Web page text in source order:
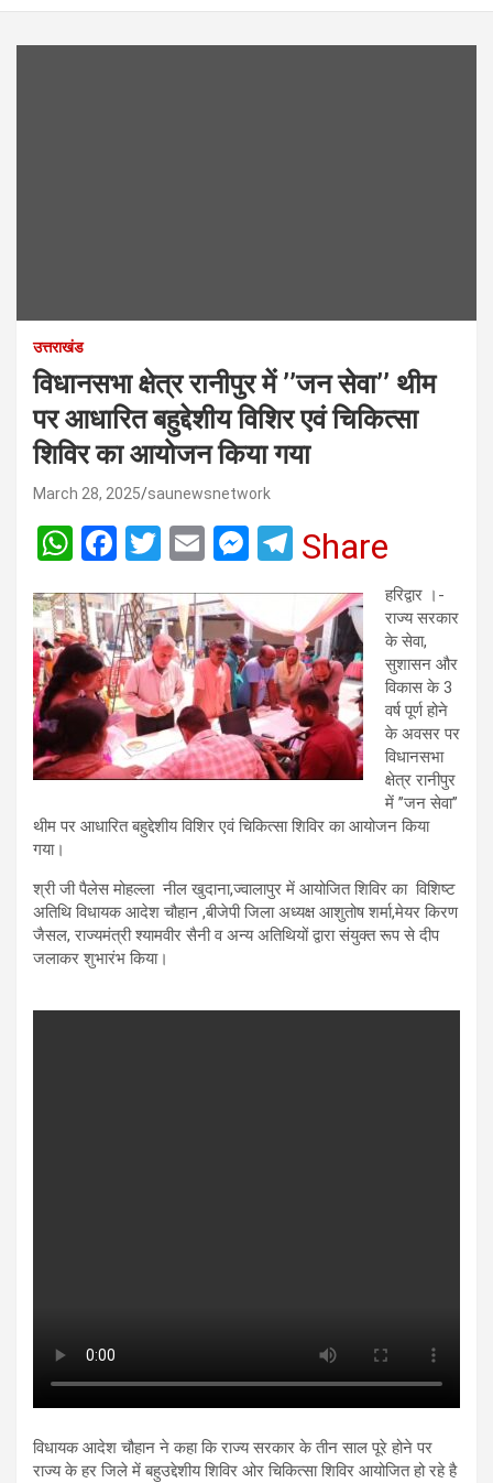
उत्तराखंड
विधानसभा क्षेत्र रानीपुर में ’’जन सेवा’’ थीम
पर आधारित बहुद्देशीय विशिर एवं चिकित्सा
शिविर का आयोजन किया गया
March 28, 2025 saunewsnetwork
W
at
s
A
p
p
F
ce
b
o
o
k
T
tt
er
E
ail
M
se
n
g
er
T
e
gr
a
m
Share
हरिद्वार ।-
राज्य सरकार
के सेवा,
सुशासन और
विकास के 3
वर्ष पूर्ण होने
के अवसर पर
विधानसभा
क्षेत्र रानीपुर
में ’’जन सेवा’’
थीम पर आधारित बहुद्देशीय विशिर एवं चिकित्सा शिविर का आयोजन किया
गया।
श्री जी पैलेस मोहल्ला नील खुदाना,ज्वालापुर में आयोजित शिविर का विशिष्ट
अतिथि विधायक आदेश चौहान ,बीजेपी जिला अध्यक्ष आशुतोष शर्मा,मेयर किरण
जैसल, राज्यमंत्री श्यामवीर सैनी व अन्य अतिथियों द्वारा संयुक्त रूप से दीप
जलाकर शुभारंभ किया।
विधायक आदेश चौहान ने कहा कि राज्य सरकार के तीन साल पूरे होने पर
राज्य के हर जिले में बहुउद्देशीय शिविर ओर चिकित्सा शिविर आयोजित हो रहे है